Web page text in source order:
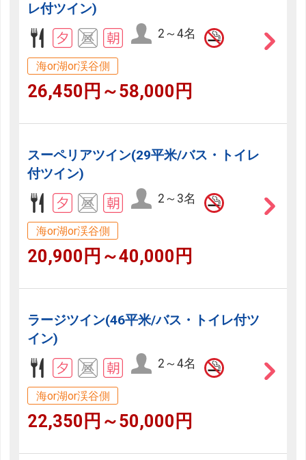
レ付ツイン)
2～4名
海or湖or渓谷側
26,450円～58,000円
スーペリアツイン(29平米/バス・トイレ
付ツイン)
2～3名
海or湖or渓谷側
20,900円～40,000円
ラージツイン(46平米/バス・トイレ付ツ
イン)
2～4名
海or湖or渓谷側
22,350円～50,000円